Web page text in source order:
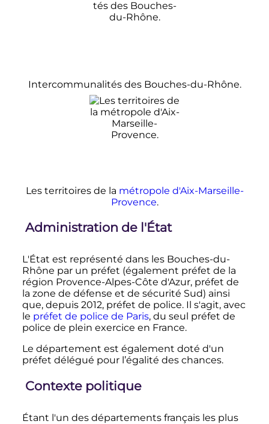
Intercommunalités des Bouches-du-Rhône.
Les territoires de la métropole d'Aix-Marseille-
Provence.
Administration de l'État
L'État est représenté dans les Bouches-du-
Rhône par un préfet (également préfet de la
région Provence-Alpes-Côte d'Azur, préfet de
la zone de défense et de sécurité Sud) ainsi
que, depuis 2012, préfet de police. Il s'agit, avec
le préfet de police de Paris, du seul préfet de
police de plein exercice en France.
Le département est également doté d'un
préfet délégué pour l’égalité des chances.
Contexte politique
Étant l'un des départements français les plus